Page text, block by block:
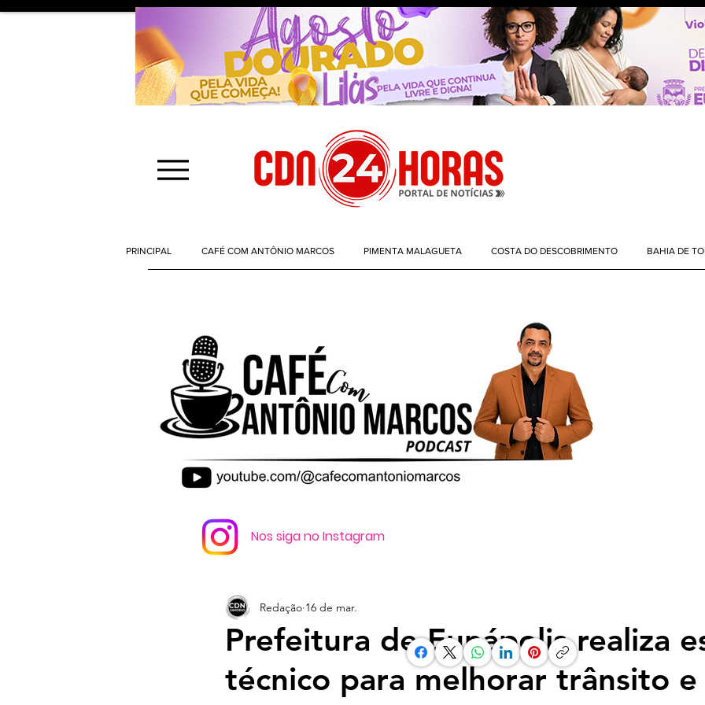
Nos siga no Instagram
Prefeitura de Eunápolis realiza
técnico para melhorar trânsito e
Redação 16 de mar.
PRINCIPAL CAFÉ COM ANTÔNIO MARCOS PIMENTA MALAGUETA COSTA DO DESCOBRIMENTO BAHIA DE